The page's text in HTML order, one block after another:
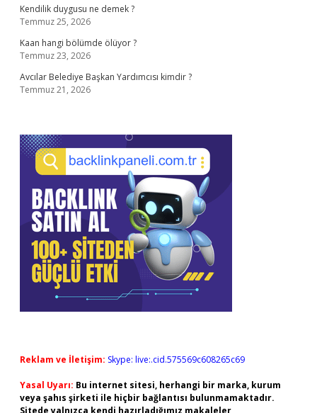
Kendilik duygusu ne demek ?
Temmuz 25, 2026
Kaan hangi bölümde ölüyor ?
Temmuz 23, 2026
Avcılar Belediye Başkan Yardımcısı kimdir ?
Temmuz 21, 2026
Reklam ve İletişim: Skype: live:.cid.575569c608265c69
Yasal Uyarı: Bu internet sitesi, herhangi bir marka, kurum
veya şahıs şirketi ile hiçbir bağlantısı bulunmamaktadır.
Sitede yalnızca kendi hazırladığımız makaleler